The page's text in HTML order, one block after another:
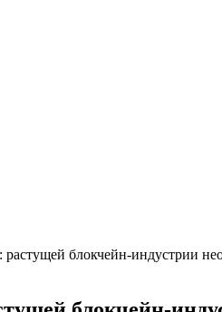
блокчейн-индустрии